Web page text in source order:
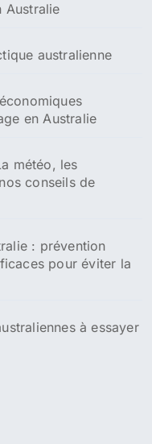
Australie
australienne
en Australie
météo, les
conseils de
: prévention
pour éviter la
à essayer